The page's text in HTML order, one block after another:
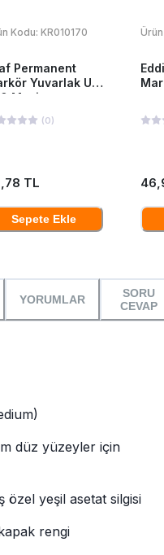
Kodu: KR010170
Permanent
Yuvarlak Uç
Mavi
(0)
TL
Sepete Ekle
YORUMLAR
SORU
CEVAP
düz yüzeyler için
özel yeşil asetat silgisi
rengi